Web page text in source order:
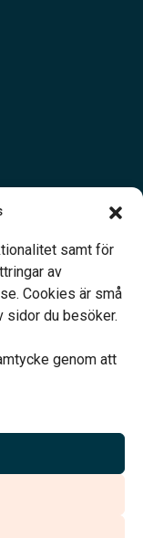
samt för
av
Cookies är små
sidor du besöker.
genom att
–
Förbund och
miljö och arbetsmiljö.